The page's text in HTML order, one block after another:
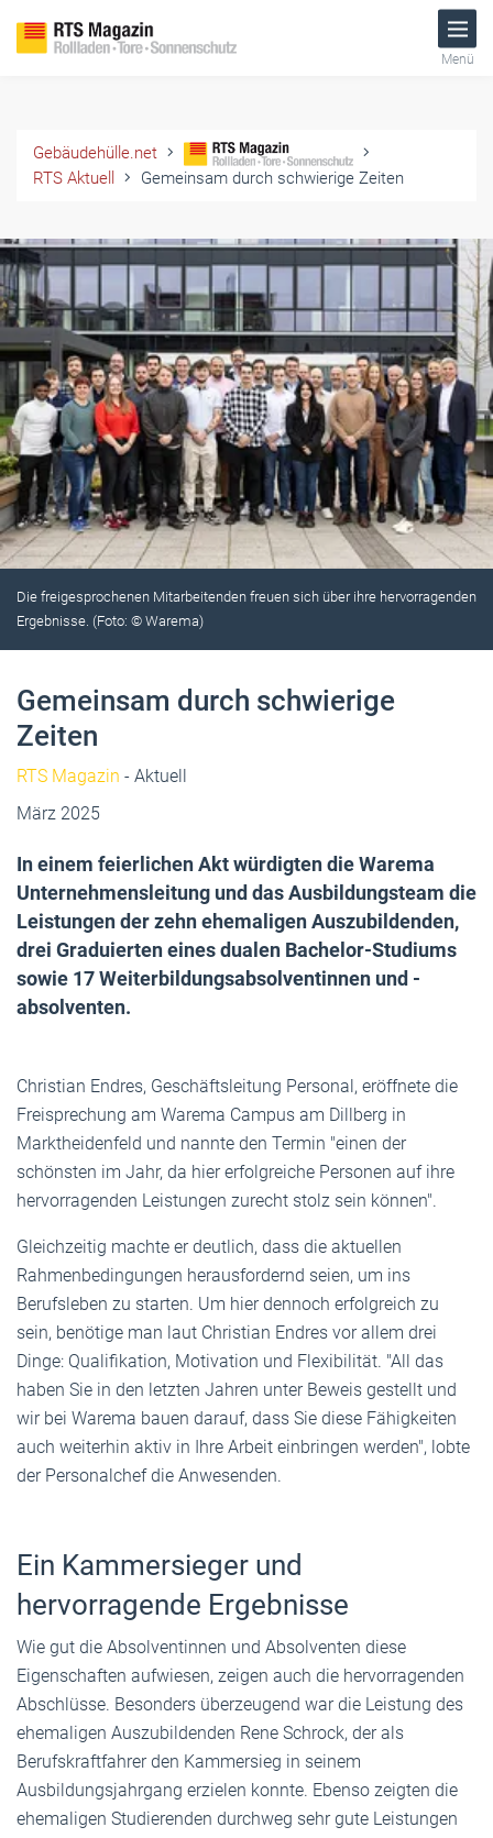
Menü
Gebäudehülle.net
RTS Aktuell
Gemeinsam durch schwierige Zeiten
Die freigesprochenen Mitarbeitenden freuen sich über ihre hervorragenden
Ergebnisse. (Foto: © Warema)
Gemeinsam durch schwierige
Zeiten
RTS Magazin - Aktuell
März 2025
In einem feierlichen Akt würdigten die Warema
Unternehmensleitung und das Ausbildungsteam die
Leistungen der zehn ehemaligen Auszubildenden,
drei Graduierten eines dualen Bachelor-Studiums
sowie 17 Weiterbildungsabsolventinnen und -
absolventen.
Christian Endres, Geschäftsleitung Personal, eröffnete die
Freisprechung am Warema Campus am Dillberg in
Marktheidenfeld und nannte den Termin "einen der
schönsten im Jahr, da hier erfolgreiche Personen auf ihre
hervorragenden Leistungen zurecht stolz sein können".
Gleichzeitig machte er deutlich, dass die aktuellen
Rahmenbedingungen herausfordernd seien, um ins
Berufsleben zu starten. Um hier dennoch erfolgreich zu
sein, benötige man laut Christian Endres vor allem drei
Dinge: Qualifikation, Motivation und Flexibilität. "All das
haben Sie in den letzten Jahren unter Beweis gestellt und
wir bei Warema bauen darauf, dass Sie diese Fähigkeiten
auch weiterhin aktiv in Ihre Arbeit einbringen werden", lobte
der Personalchef die Anwesenden.
Ein Kammersieger und
hervorragende Ergebnisse
Wie gut die Absolventinnen und Absolventen diese
Eigenschaften aufwiesen, zeigen auch die hervorragenden
Abschlüsse. Besonders überzeugend war die Leistung des
ehemaligen Auszubildenden Rene Schrock, der als
Berufskraftfahrer den Kammersieg in seinem
Ausbildungsjahrgang erzielen konnte. Ebenso zeigten die
ehemaligen Studierenden durchweg sehr gute Leistungen